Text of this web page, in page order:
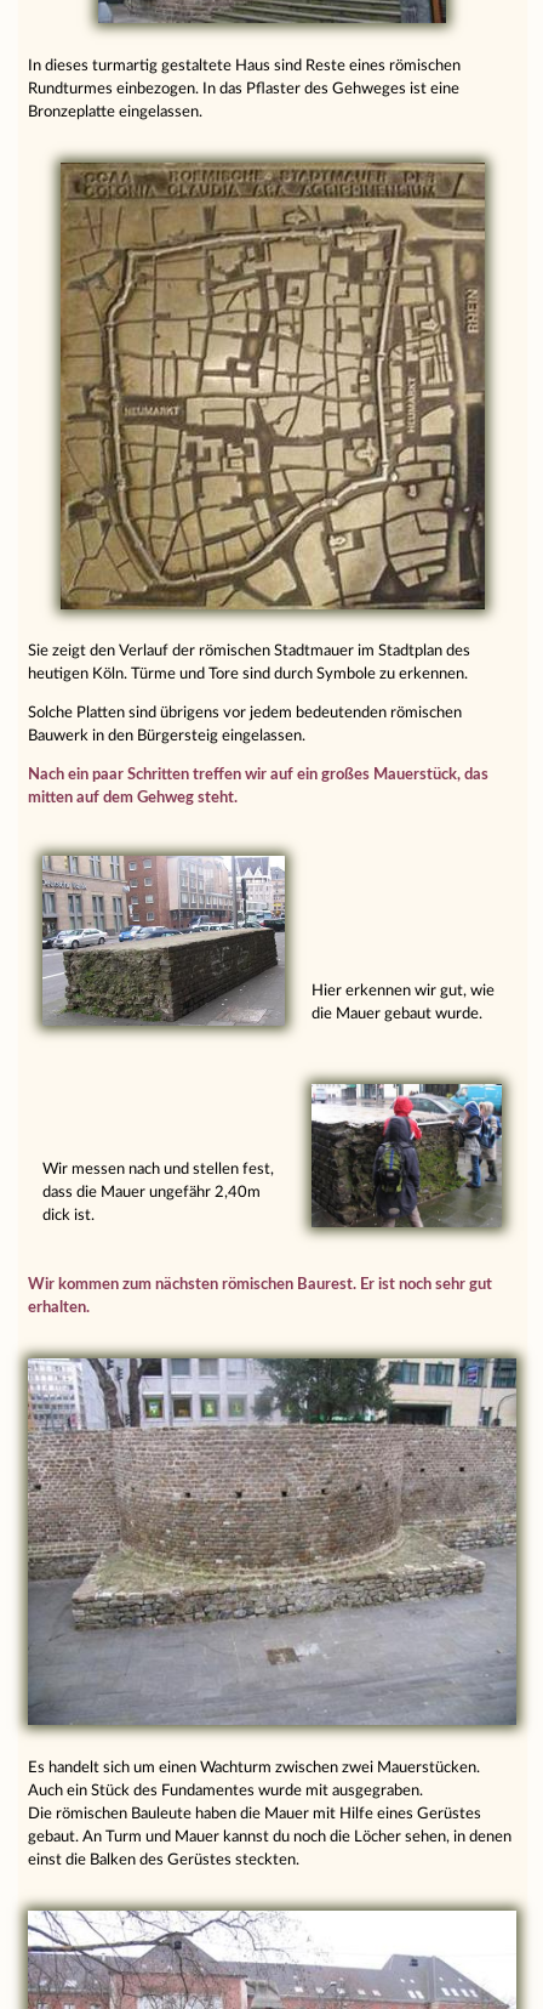
In dieses turmartig gestaltete Haus sind Reste eines römischen
Rundturmes einbezogen. In das Pflaster des Gehweges ist eine
Bronzeplatte eingelassen.
Sie zeigt den Verlauf der römischen Stadtmauer im Stadtplan des
heutigen Köln. Türme und Tore sind durch Symbole zu erkennen.
Solche Platten sind übrigens vor jedem bedeutenden römischen
Bauwerk in den Bürgersteig eingelassen.
Nach ein paar Schritten treffen wir auf ein großes Mauerstück, das
mitten auf dem Gehweg steht.
Hier erkennen wir gut, wie
die Mauer gebaut wurde.
Wir messen nach und stellen fest,
dass die Mauer ungefähr 2,40m
dick ist.
Wir kommen zum nächsten römischen Baurest. Er ist noch sehr gut
erhalten.
Es handelt sich um einen Wachturm zwischen zwei Mauerstücken.
Auch ein Stück des Fundamentes wurde mit ausgegraben.
Die römischen Bauleute haben die Mauer mit Hilfe eines Gerüstes
gebaut. An Turm und Mauer kannst du noch die Löcher sehen, in denen
einst die Balken des Gerüstes steckten.